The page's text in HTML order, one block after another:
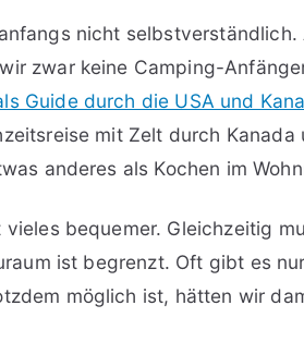
nicht
zwar keine Camping-
Guide durch die USA und
mit Zelt durch
anderes als Kochen im
vieles bequemer. Gleichzeitig
ist begrenzt. Oft gibt es
möglich ist, hätten wir